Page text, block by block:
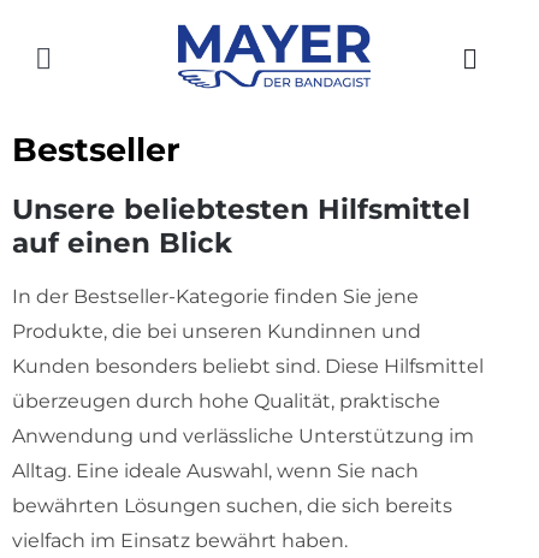
Inhalt
Toggle
SHOP
ÜBER UNS
GESCHICHTE
KONTAKT
KARRIERE
Bestseller
Unsere beliebtesten Hilfsmittel
auf einen Blick
In der Bestseller-Kategorie finden Sie jene
Produkte, die bei unseren Kundinnen und
Kunden besonders beliebt sind. Diese Hilfsmittel
überzeugen durch hohe Qualität, praktische
Anwendung und verlässliche Unterstützung im
Alltag. Eine ideale Auswahl, wenn Sie nach
bewährten Lösungen suchen, die sich bereits
vielfach im Einsatz bewährt haben.